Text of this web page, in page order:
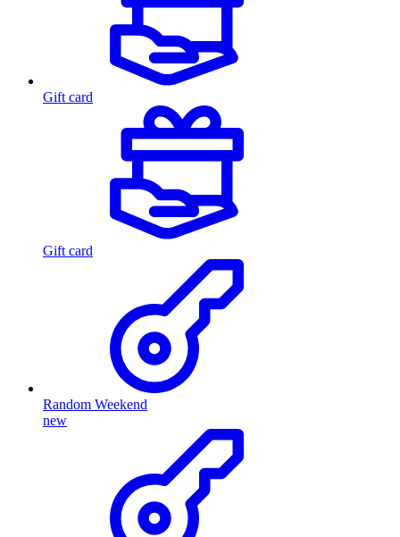
Gift card
Gift card
Random Weekend
new